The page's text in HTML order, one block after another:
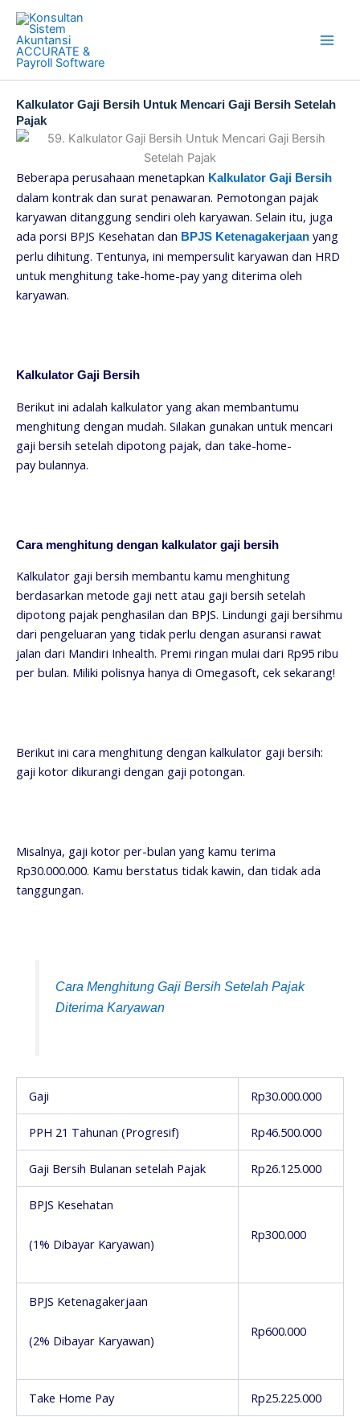
Skip
content
Kalkulator Gaji Bersih Untuk Mencari Gaji Bersih Setelah
Pajak
Beberapa perusahaan menetapkan Kalkulator Gaji Bersih
dalam kontrak dan surat penawaran. Pemotongan pajak
karyawan ditanggung sendiri oleh karyawan. Selain itu, juga
ada porsi BPJS Kesehatan dan BPJS Ketenagakerjaan yang
perlu dihitung. Tentunya, ini mempersulit karyawan dan HRD
untuk menghitung take-home-pay yang diterima oleh
karyawan.
Kalkulator Gaji Bersih
Berikut ini adalah kalkulator yang akan membantumu
menghitung dengan mudah. Silakan gunakan untuk mencari
gaji bersih setelah dipotong pajak, dan take-home-
pay bulannya.
Cara menghitung dengan kalkulator gaji bersih
Kalkulator gaji bersih membantu kamu menghitung
berdasarkan metode gaji nett atau gaji bersih setelah
dipotong pajak penghasilan dan BPJS. Lindungi gaji bersihmu
dari pengeluaran yang tidak perlu dengan asuransi rawat
jalan dari Mandiri Inhealth. Premi ringan mulai dari Rp95 ribu
per bulan. Miliki polisnya hanya di Omegasoft, cek sekarang!
Berikut ini cara menghitung dengan kalkulator gaji bersih:
gaji kotor dikurangi dengan gaji potongan.
Misalnya, gaji kotor per-bulan yang kamu terima
Rp30.000.000. Kamu berstatus tidak kawin, dan tidak ada
tanggungan.
Cara Menghitung Gaji Bersih Setelah Pajak
Diterima Karyawan
Gaji Rp30.000.000
PPH 21 Tahunan (Progresif) Rp46.500.000
Gaji Bersih Bulanan setelah Pajak Rp26.125.000
BPJS Kesehatan
(1% Dibayar Karyawan)
Rp300.000
BPJS Ketenagakerjaan
(2% Dibayar Karyawan)
Rp600.000
Take Home Pay Rp25.225.000